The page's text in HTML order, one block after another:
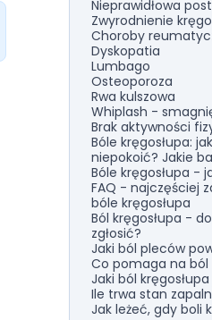
Nieprawidłowa
Zwyrodnienie
Choroby
Dyskopatia
Lumbago
Osteoporoza
Rwa kulszowa
Whiplash -
Brak aktywności
Bóle kręgosłupa:
niepokoić? Jakie
Bóle kręgosłupa -
FAQ - najczęściej
bóle kręgosłupa
Ból kręgosłupa -
zgłosić?
Jaki ból pleców
Co pomaga na ból
Jaki ból
Ile trwa stan
Jak leżeć, gdy boli